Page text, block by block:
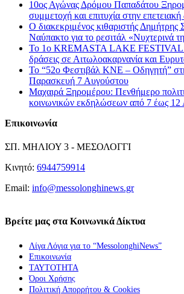
10ος Αγώνας Δρόμου Παπαδάτου
συμμετοχή και επιτυχία στην
Ο διακεκριμένος κιθαριστής Δημήτρης
Ναύπακτο για το ρεσιτάλ «Νυχτερινά
Το 1ο KREMASTA LAKE FESTIVAL
δράσεις σε Αιτωλοακαρνανία και
Το “52ο Φεστιβάλ ΚΝΕ – Οδηγητή”
Παρασκευή 7 Αυγούστου
Μαχαιρά Ξηρομέρου: Πενθήμερο
κοινωνικών εκδηλώσεων από 7 έως 12
Επικοινωνία
ΣΠ. ΜΗΛΙΟΥ 3 - ΜΕΣΟΛΟΓΓΙ
Κινητό: 6944759914
Email: info@messolonghinews.gr
Βρείτε μας στα Κοινωνικά Δίκτυα
Λίγα Λόγια για το “MessolonghiNews”
Επικοινωνία
ΤΑΥΤΟΤΗΤΑ
Όροι Χρήσης
Πολιτική Απορρήτου & Cookies